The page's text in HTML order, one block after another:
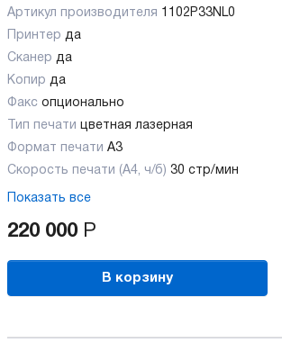
Артикул производителя 1102P33NL0
Принтер да
Сканер да
Копир да
Факс опционально
Тип печати цветная лазерная
Формат печати A3
Скорость печати (А4, ч/б) 30 стр/мин
Показать все
220 000 Р
В корзину